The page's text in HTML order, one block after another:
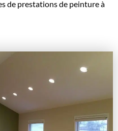
de prestations de peinture à